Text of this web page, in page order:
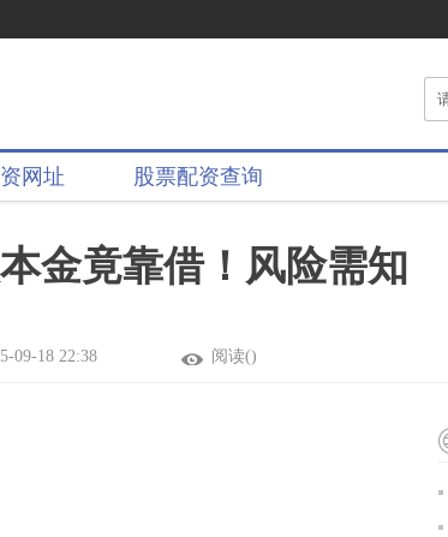
网址 股票配资查询
金竟靠借！风险需知
09-18 22:38 阅读()